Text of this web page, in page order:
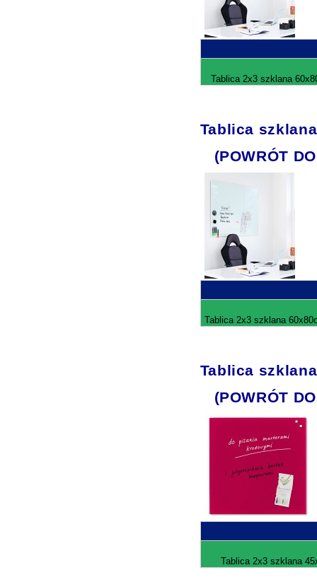
Tablica 2x3 szklana
Tablica
(POWRÓT
Tablica 2x3 szklana
Tablica
(POWRÓT
Tablica 2x3 szklana